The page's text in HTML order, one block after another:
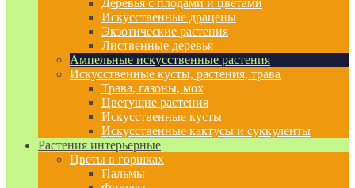
Деревья с плодами и цветами
Искусственные драцены
Экзотические растения
Лиственные деревья
Ампельные искусственные растения
Искусственные кусты, растения, трава
Трава, газоны, мох
Цветущие растения
Искусственные кусты
Искусственные кактусы и суккуленты
Растения интерьерные
Цветы в горшках
Пальмы